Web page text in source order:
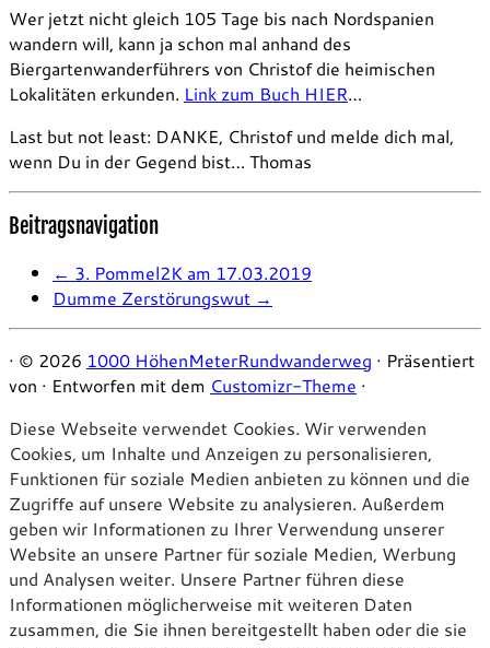
Wer jetzt nicht gleich 105 Tage bis nach Nordspanien
wandern will, kann ja schon mal anhand des
Biergartenwanderführers von Christof die heimischen
Lokalitäten erkunden. Link zum Buch HIER…
Last but not least: DANKE, Christof und melde dich mal,
wenn Du in der Gegend bist… Thomas
Beitragsnavigation
← 3. Pommel2K am 17.03.2019
Dumme Zerstörungswut →
· © 2026 1000 HöhenMeterRundwanderweg · Präsentiert
von · Entworfen mit dem Customizr-Theme ·
Diese Webseite verwendet Cookies. Wir verwenden
Cookies, um Inhalte und Anzeigen zu personalisieren,
Funktionen für soziale Medien anbieten zu können und die
Zugriffe auf unsere Website zu analysieren. Außerdem
geben wir Informationen zu Ihrer Verwendung unserer
Website an unsere Partner für soziale Medien, Werbung
und Analysen weiter. Unsere Partner führen diese
Informationen möglicherweise mit weiteren Daten
zusammen, die Sie ihnen bereitgestellt haben oder die sie